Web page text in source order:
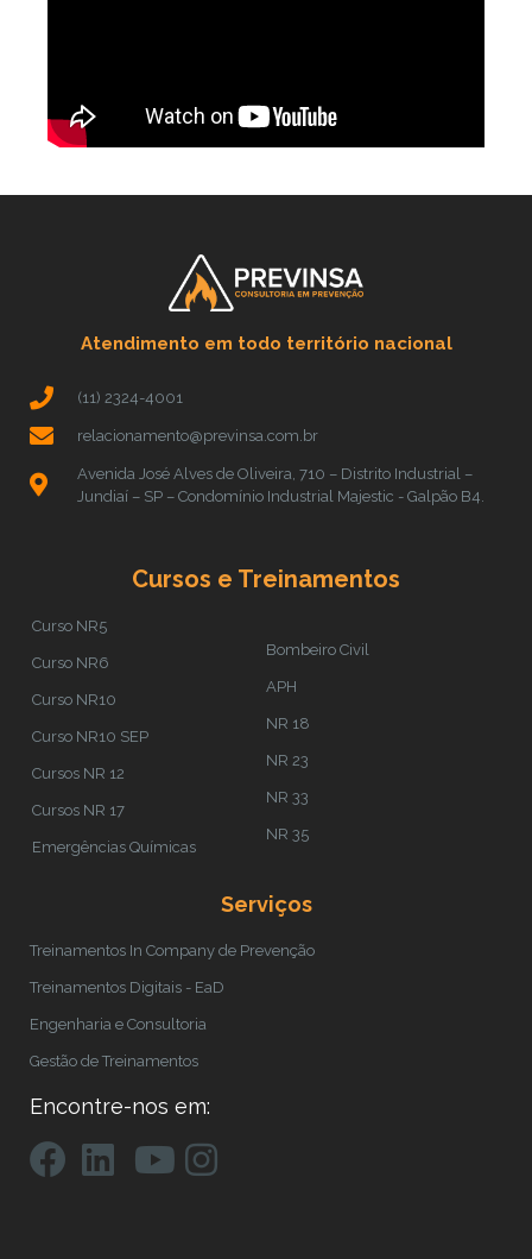
Atendimento em todo território nacional
(11) 2324-4001
relacionamento@previnsa.com.br
Avenida José Alves de Oliveira, 710 – Distrito Industrial –
Jundiaí – SP – Condomínio Industrial Majestic - Galpão B4.
Cursos e Treinamentos
Curso NR5
Curso NR6
Curso NR10
Curso NR10 SEP
Cursos NR 12
Cursos NR 17
Emergências Químicas
Bombeiro Civil
APH
NR 18
NR 23
NR 33
NR 35
Serviços
Treinamentos In Company de Prevenção
Treinamentos Digitais - EaD
Engenharia e Consultoria
Gestão de Treinamentos
Encontre-nos em: